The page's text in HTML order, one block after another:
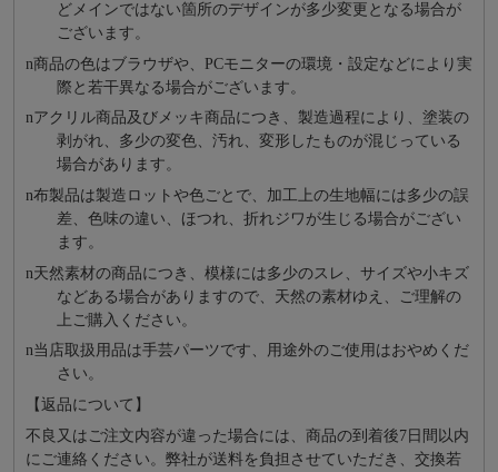
どメインではない箇所のデザインが多少変更となる場合が
ございます。
n商品の⾊はブラウザや、PCモニターの環境・設定などにより実
際と若⼲異なる場合がございます。
nアクリル商品及びメッキ商品につき、製造過程により、塗装の
剥がれ、多少の変色、汚れ、変形したものが混じっている
場合があります。
n布製品は製造ロットや色ごとで、加工上の生地幅には多少の誤
差、色味の違い、ほつれ、折れジワが生じる場合がござい
ます。
n天然素材の商品につき、模様には多少のスレ、サイズや小キズ
などある場合がありますので、天然の素材ゆえ、ご理解の
上ご購入ください。
n当店取扱用品は⼿芸パーツです、⽤途外のご使⽤はおやめくだ
さい。
【返品について】
不良又はご注文内容が違った場合には、商品の到着後7日間以内
にご連絡ください。弊社が送料を負担させていただき、交換若